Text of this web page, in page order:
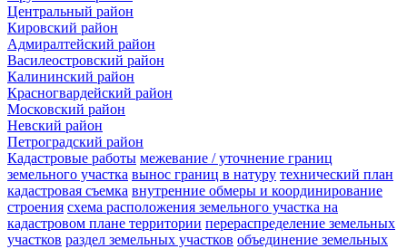
Центральный район
Кировский район
Адмиралтейский район
Василеостровский район
Калининский район
Красногвардейский район
Московский район
Невский район
Петроградский район
Кадастровые работы межевание / уточнение границ
земельного участка вынос границ в натуру технический план
кадастровая съемка внутренние обмеры и координирование
строения схема расположения земельного участка на
кадастровом плане территории перераспределение земельных
участков раздел земельных участков объединение земельных